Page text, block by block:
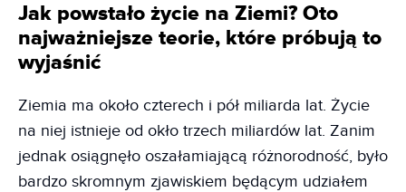
Jak powstało życie na Ziemi? Oto
najważniejsze teorie, które próbują to
wyjaśnić
Ziemia ma około czterech i pół miliarda lat. Życie
na niej istnieje od okło trzech miliardów lat. Zanim
jednak osiągnęło oszałamiającą różnorodność, było
bardzo skromnym zjawiskiem będącym udziałem